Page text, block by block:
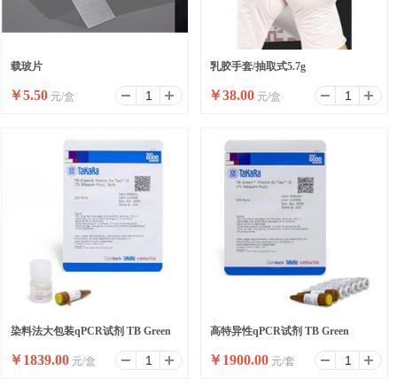
载玻片
￥5.50 元/盒
乳胶手套/抽取式5.7g
￥38.00 元/盒
染料法大包装qPCR试剂 TB Green
Premix Ex Taq II ,Bulk
￥1839.00 元/盒
高特异性qPCR试剂 TB Green
Premix Ex Taq II
￥1900.00 元/套